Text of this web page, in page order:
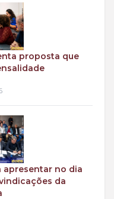
proposta que
apresentar no dia
da